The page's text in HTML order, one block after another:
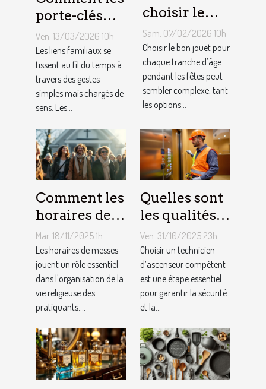
porte-clés
personnalisés
peuvent
renforcer les
liens
familiaux ?
Ven. 13/03/2026 10h
Les liens familiaux se
tissent au fil du temps à
travers des gestes
simples mais chargés de
sens. Les...
choisir le
jouet idéal
pour chaque
âge lors des
fêtes ?
Sam. 07/02/2026 10h
Choisir le bon jouet pour
chaque tranche d’âge
pendant les fêtes peut
sembler complexe, tant
les options...
Comment les
horaires de
messes
facilitent la
vie des
pratiquants ?
Mar. 18/11/2025 1h
Les horaires de messes
jouent un rôle essentiel
dans l'organisation de la
vie religieuse des
pratiquants....
Quelles sont
les qualités à
rechercher
chez un
technicien
d’ascenseur ?
Ven. 31/10/2025 23h
Choisir un technicien
d’ascenseur compétent
est une étape essentiel
pour garantir la sécurité
et la...